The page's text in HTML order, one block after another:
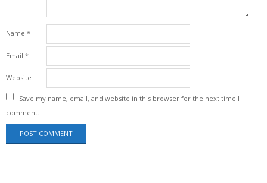
Name *
Email *
Website
Save my name, email, and website in this browser for the next time I
comment.